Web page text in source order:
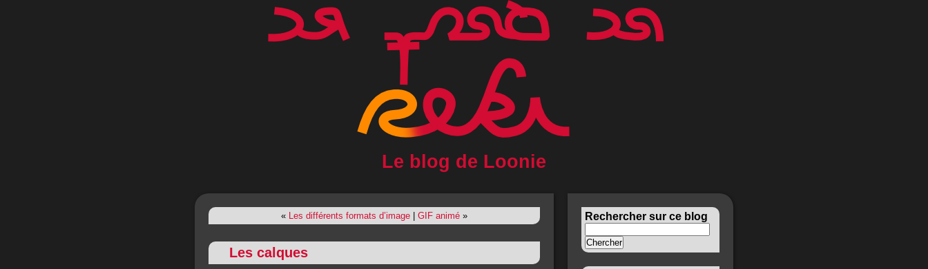
Le blog de Loonie
« Les différents formats d’image GIF animé »
Les calques
Rechercher sur ce blog